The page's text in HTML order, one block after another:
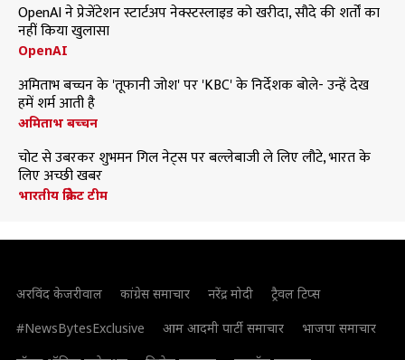
OpenAI ने प्रेजेंटेशन स्टार्टअप नेक्स्टस्लाइड को खरीदा, सौदे की शर्तों का
नहीं किया खुलासा
OpenAI
अमिताभ बच्चन के 'तूफानी जोश' पर 'KBC' के निर्देशक बोले- उन्हें देख
हमें शर्म आती है
अमिताभ बच्चन
चोट से उबरकर शुभमन गिल नेट्स पर बल्लेबाजी ले लिए लौटे, भारत के
लिए अच्छी खबर
भारतीय क्रिकेट टीम
अरविंद केजरीवाल कांग्रेस समाचार नरेंद्र मोदी
ट्रैवल टिप्स
#NewsBytesExclusive
आम आदमी पार्टी समाचार
भाजपा समाचार